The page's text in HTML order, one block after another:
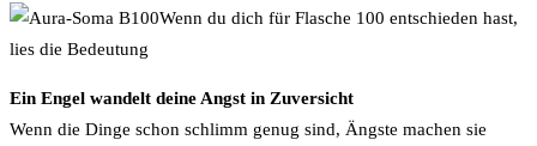
Wenn du dich für Flasche 100 entschieden hast,
lies die Bedeutung
Ein Engel wandelt deine Angst in Zuversicht
Wenn die Dinge schon schlimm genug sind, Ängste machen sie